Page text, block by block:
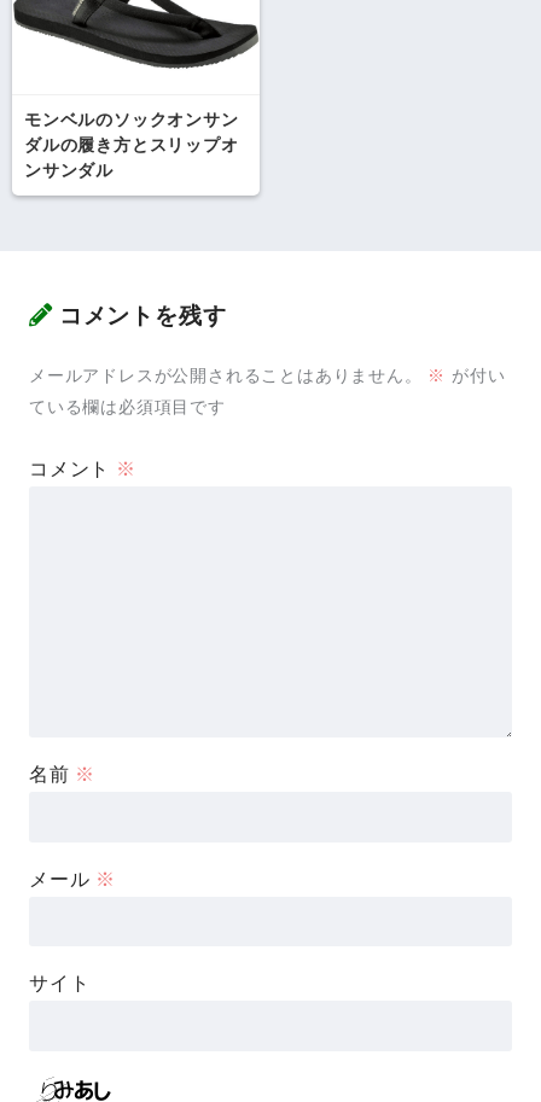
モンベルのソックオンサン
ダルの履き方とスリップオ
ンサンダル
コメントを残す
メールアドレスが公開されることはありません。 ※ が付い
ている欄は必須項目です
コメント ※
名前 ※
メール ※
サイト